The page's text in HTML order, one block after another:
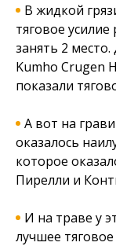
В жидкой
тяговое
занять 2
Kumho Crugen
показали
А вот на
оказалось
которое
Пирелли и
И на траве у
лучшее